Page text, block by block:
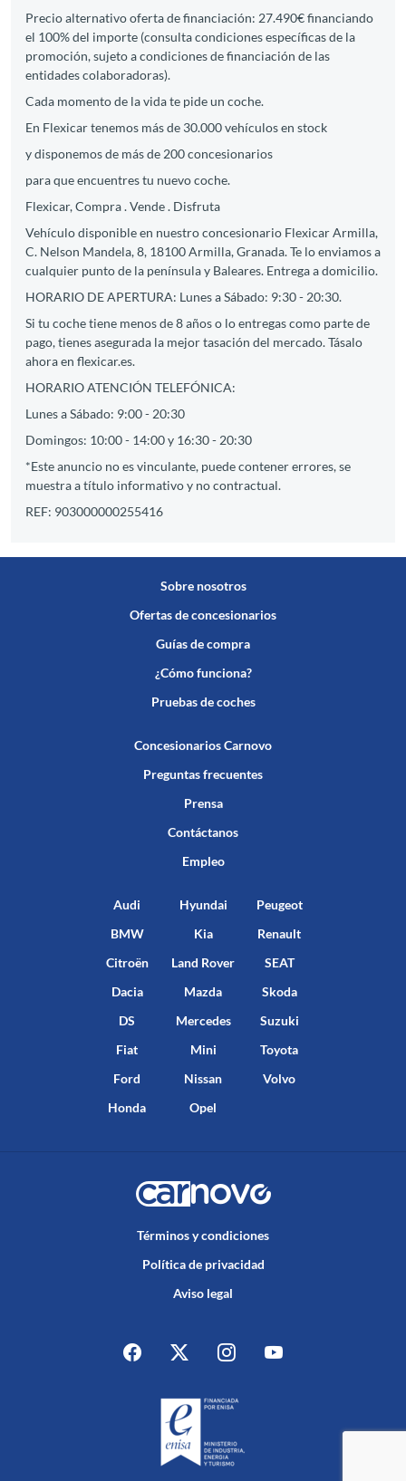
Precio alternativo oferta de financiación: 27.490€ financiando
el 100% del importe (consulta condiciones específicas de la
promoción, sujeto a condiciones de financiación de las
entidades colaboradoras).
Cada momento de la vida te pide un coche.
En Flexicar tenemos más de 30.000 vehículos en stock
y disponemos de más de 200 concesionarios
para que encuentres tu nuevo coche.
Flexicar, Compra . Vende . Disfruta
Vehículo disponible en nuestro concesionario Flexicar Armilla,
C. Nelson Mandela, 8, 18100 Armilla, Granada. Te lo enviamos a
cualquier punto de la península y Baleares. Entrega a domicilio.
HORARIO DE APERTURA: Lunes a Sábado: 9:30 - 20:30.
Si tu coche tiene menos de 8 años o lo entregas como parte de
pago, tienes asegurada la mejor tasación del mercado. Tásalo
ahora en flexicar.es.
HORARIO ATENCIÓN TELEFÓNICA:
Lunes a Sábado: 9:00 - 20:30
Domingos: 10:00 - 14:00 y 16:30 - 20:30
*Este anuncio no es vinculante, puede contener errores, se
muestra a título informativo y no contractual.
REF: 903000000255416
Sobre nosotros
Ofertas de concesionarios
Guías de compra
¿Cómo funciona?
Pruebas de coches
Concesionarios Carnovo
Preguntas frecuentes
Prensa
Contáctanos
Empleo
Audi
BMW
Citroën
Dacia
DS
Fiat
Ford
Honda
Hyundai
Kia
Land Rover
Mazda
Mercedes
Mini
Nissan
Opel
Peugeot
Renault
SEAT
Skoda
Suzuki
Toyota
Volvo
Términos y condiciones
Política de privacidad
Aviso legal